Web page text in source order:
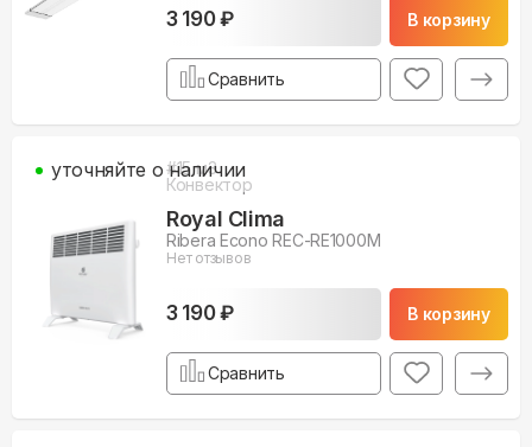
3 190 ₽ В корзину
Сравнить
#15м3
Конвектор
Royal Clima
Ribera Econo REC-RE1000M
Нет отзывов
3 190 ₽ В корзину
уточняйте о наличии
Сравнить